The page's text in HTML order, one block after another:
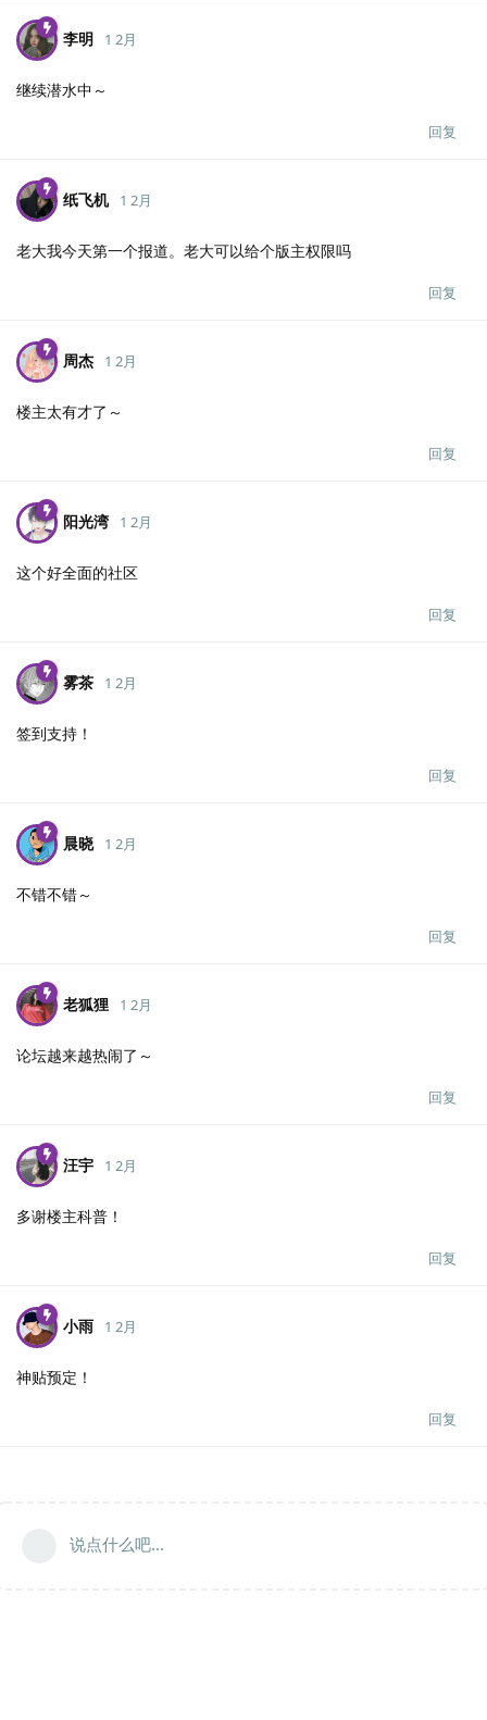
李明 1 2月
继续潜水中～
回复
纸飞机 1 2月
老大我今天第一个报道。老大可以给个版主权限吗
回复
周杰 1 2月
楼主太有才了～
回复
阳光湾 1 2月
这个好全面的社区
回复
雾茶 1 2月
签到支持！
回复
晨晓 1 2月
不错不错～
回复
老狐狸 1 2月
论坛越来越热闹了～
回复
汪宇 1 2月
多谢楼主科普！
回复
小雨 1 2月
神贴预定！
回复
说点什么吧...